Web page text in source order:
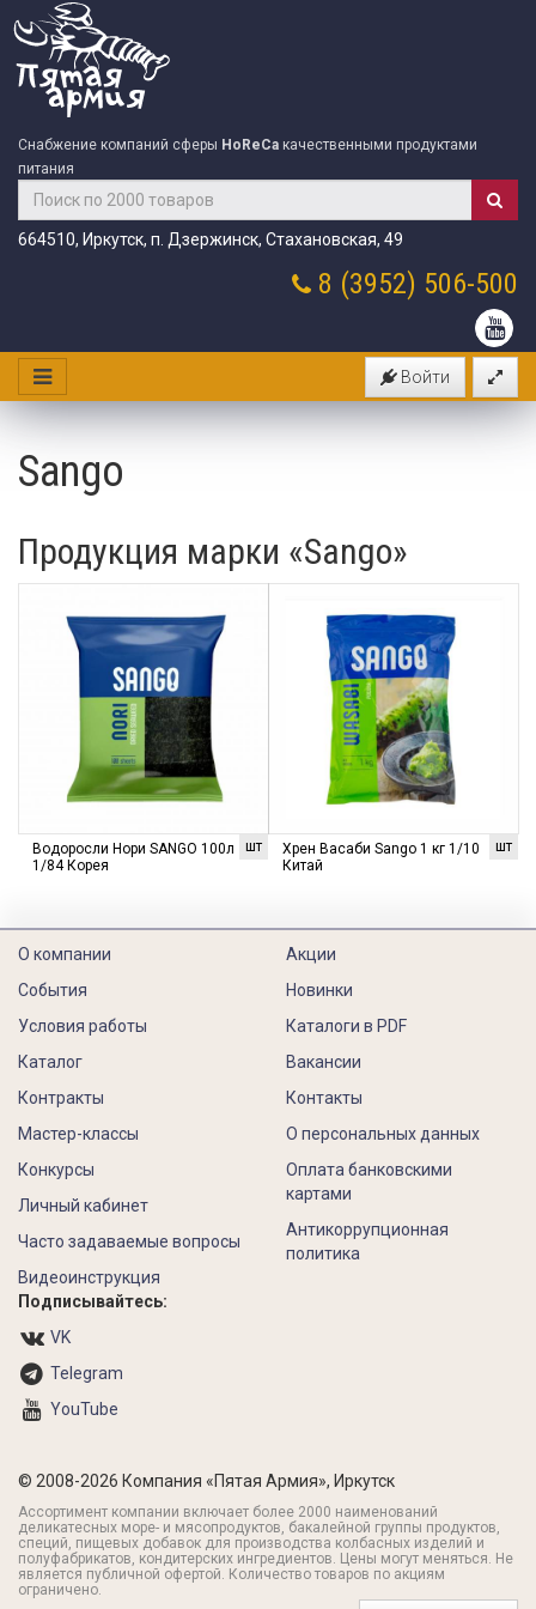
Снабжение компаний сферы HoReCa качественными продуктами
питания
664510, Иркутск, п. Дзержинск, Стахановская, 49
8 (3952) 506-500
Войти
Sango
Продукция марки «Sango»
шт
Водоросли Нори SANGO 100л
1/84 Корея
шт
Хрен Васаби Sango 1 кг 1/10
Китай
О компании
События
Условия работы
Каталог
Контракты
Акции
Новинки
Каталоги в PDF
Вакансии
Контакты
Мастер-классы
Конкурсы
Личный кабинет
Часто задаваемые вопросы
Видеоинструкция
О персональных данных
Оплата банковскими
картами
Антикоррупционная
политика
Подписывайтесь:
VK
Telegram
YouTube
© 2008-2026 Компания «Пятая Армия», Иркутск
Ассортимент компании включает более 2000 наименований
деликатесных море- и мясопродуктов, бакалейной группы продуктов,
специй, пищевых добавок для производства колбасных изделий и
полуфабрикатов, кондитерских ингредиентов. Цены могут меняться. Не
является публичной офертой. Количество товаров по акциям
ограничено.